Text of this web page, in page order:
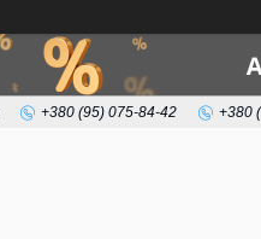
+380 (95) 075-84-42 +380